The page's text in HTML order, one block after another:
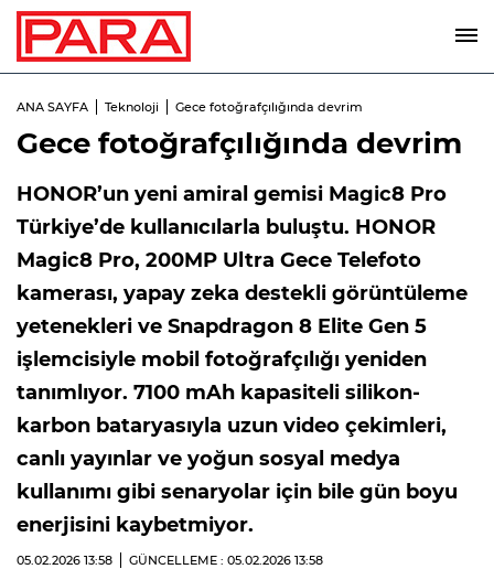
ANA SAYFA Teknoloji Gece fotoğrafçılığında devrim
Gece fotoğrafçılığında devrim
HONOR’un yeni amiral gemisi Magic8 Pro
Türkiye’de kullanıcılarla buluştu. HONOR
Magic8 Pro, 200MP Ultra Gece Telefoto
kamerası, yapay zeka destekli görüntüleme
yetenekleri ve Snapdragon 8 Elite Gen 5
işlemcisiyle mobil fotoğrafçılığı yeniden
tanımlıyor. 7100 mAh kapasiteli silikon-
karbon bataryasıyla uzun video çekimleri,
canlı yayınlar ve yoğun sosyal medya
kullanımı gibi senaryolar için bile gün boyu
enerjisini kaybetmiyor.
05.02.2026 13:58 GÜNCELLEME : 05.02.2026 13:58